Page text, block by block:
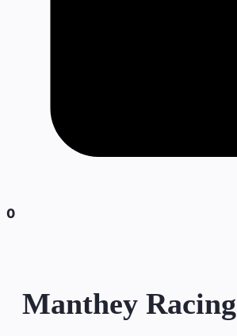
0
Manthey Racing